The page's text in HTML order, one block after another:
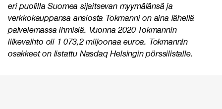
eri puolilla Suomea sijaitsevan myymälänsä ja
verkkokauppansa ansiosta Tokmanni on aina lähellä
palvelemassa ihmisiä. Vuonna 2020 Tokmannin
liikevaihto oli 1 073,2 miljoonaa euroa. Tokmannin
osakkeet on listattu Nasdaq Helsingin pörssilistalle.